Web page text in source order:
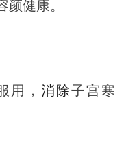
颜健康。
用， 消除子宫寒